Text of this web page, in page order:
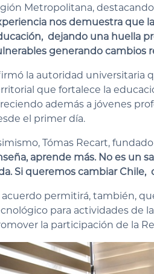
Metropolitana,
nos demuestra que
dejando una huella
generando cambios
la autoridad universitaria
que fortalece la
además a jóvenes
el primer día.
Tómas Recart,
aprende más. No es un
Si queremos cambiar Chile,
acuerdo permitirá, también,
para actividades de
la participación de la